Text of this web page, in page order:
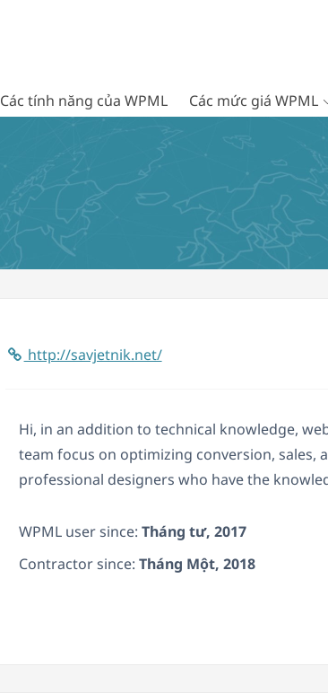
Các tính năng của WPML Các mức giá WPML
http://savjetnik.net/
Hi, in an addition to technical knowledge,
team focus on optimizing conversion, sales,
professional designers who have the
WPML user since: Tháng tư, 2017
Contractor since: Tháng Một, 2018